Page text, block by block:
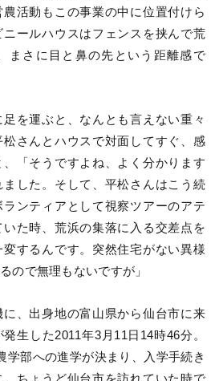
活動もこの事業の中に位置付けら
ールハウスはフェンスを挟んで荒
まさに目と鼻の先という距離感で
を運ぶと、なんとも言えない重々
松さんとハウスで対面してすぐ、感
「そうですよね、よく分かります
した。そして、平松さんはこう続
ンティアとして視察ツアーのアテ
た時、荒浜の集落に入る交差点を
するんです。突然住宅がない異様
ので無理もないですが」
、出身地の富山県から仙台市に来
生した2011年3月11日14時46分。
学部への進学が決まり、入学手続き
ちょうど仙台市を訪れていた時で